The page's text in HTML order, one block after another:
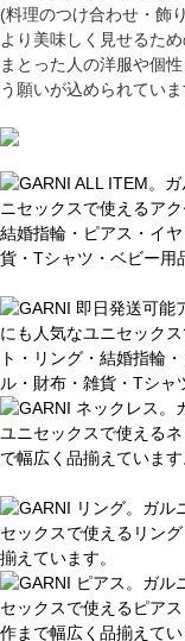
(料理のつけ合わせ・飾
より美味しく見せるた
まとった人の洋服や個
う願いが込められていま